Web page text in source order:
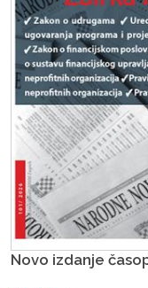
Novo izdanje